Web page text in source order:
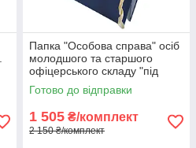
Папка "Особова справа" осіб
молодшого та старшого
офіцерського складу "під
золото", ЦОДНТІ, без
клапанів, бумвініл 10мм*10
Готово до відправки
1 505 ₴/комплект
2 150 ₴/комплект